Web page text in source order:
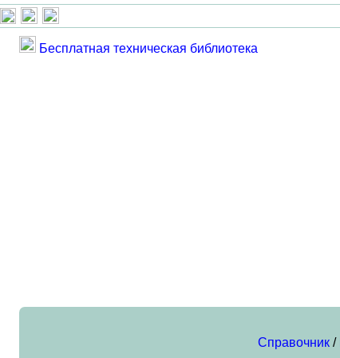
Бесплатная техническая библиотека
Справочник /